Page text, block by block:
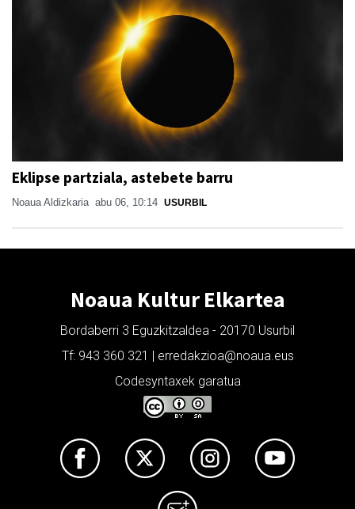
Eklipse partziala, astebete barru
Noaua Aldizkaria abu 06, 10:14 USURBIL
Noaua Kultur Elkartea
Bordaberri 3 Eguzkitzaldea - 20170 Usurbil
Tf: 943 360 321 | erredakzioa@noaua.eus
Codesyntaxek garatua